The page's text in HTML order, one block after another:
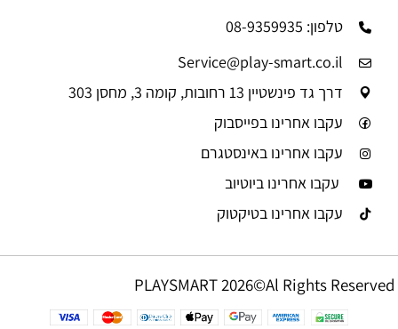
טלפון: 08-9359935
Service@play-smart.co.il
דרך גד פינשטיין 13 רחובות, קומה 3, מחסן 303
עקבו אחרינו בפייסבוק
עקבו אחרינו באינסטגרם
עקבו אחרינו ביוטיוב
עקבו אחרינו בטיקטוק
PLAYSMART 2026©Al Rights Reserved